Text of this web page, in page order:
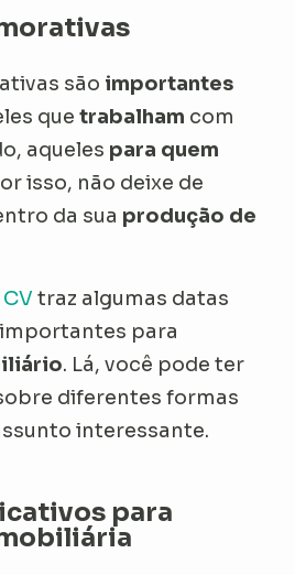
são importantes
quetrabalham com
aqueles para quem
isso, não deixe de
da sua produção de
traz algumas datas
para
. Lá, você pode ter
diferentes formas
interessante.
para